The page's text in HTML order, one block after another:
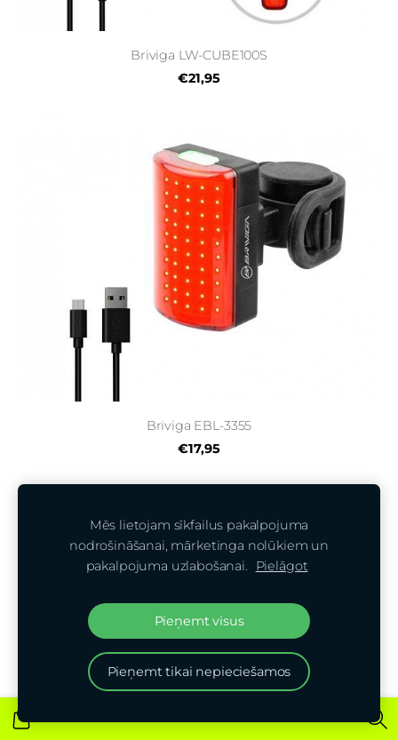
Briviga LW-CUBE100S
€21,95
Briviga EBL-3355
€17,95
Mēs lietojam sīkfailus pakalpojuma
nodrošināšanai, mārketinga nolūkiem un
pakalpojuma uzlabošanai.
Pielāgot
Pieņemt visus
Pieņemt tikai nepieciešamos